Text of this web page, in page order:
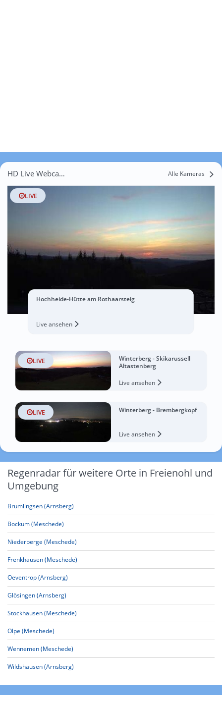
HD Live Webcams Freienohl Alle Kameras
LIVE
Hochheide-Hütte am Rothaarsteig
Live ansehen
LIVE
Winterberg - Skikarussell
Altastenberg
Live ansehen
LIVE Winterberg - Brembergkopf
Live ansehen
Regenradar für weitere Orte in Freienohl und
Umgebung
Brumlingsen (Arnsberg)
Bockum (Meschede)
Niederberge (Meschede)
Frenkhausen (Meschede)
Oeventrop (Arnsberg)
Glösingen (Arnsberg)
Stockhausen (Meschede)
Olpe (Meschede)
Wennemen (Meschede)
Wildshausen (Arnsberg)